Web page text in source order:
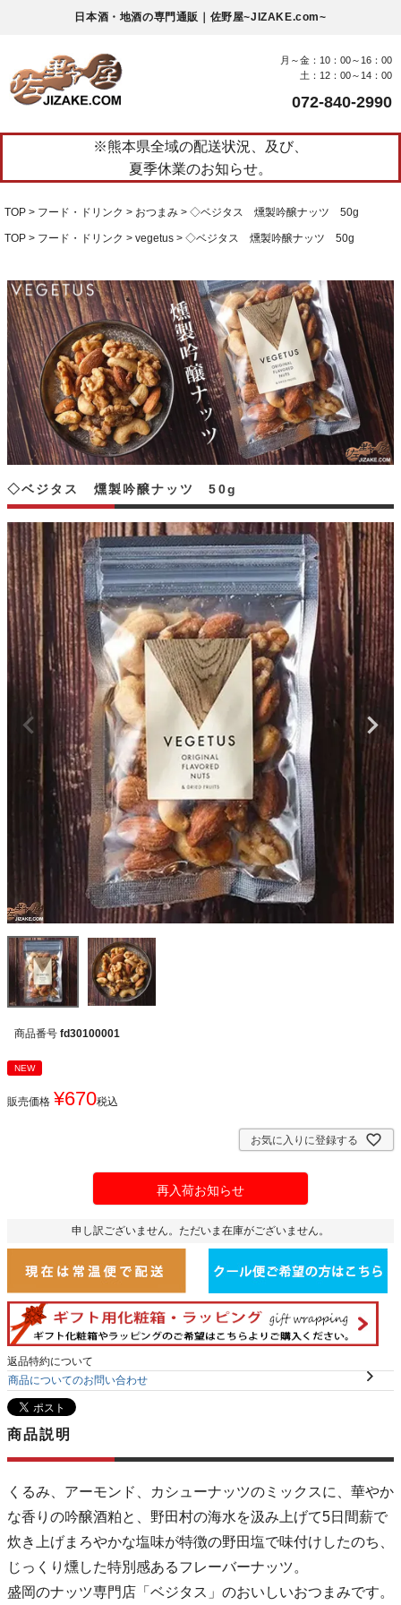
日本酒・地酒の専門通販｜佐野屋~JIZAKE.com~
月～金：10：00～16：00
土：12：00～14：00
072-840-2990
※熊本県全域の配送状況、及び、
夏季休業のお知らせ。
TOP フード・ドリンク おつまみ ◇ベジタス 燻製吟醸ナッツ 50g
TOP フード・ドリンク vegetus ◇ベジタス 燻製吟醸ナッツ 50g
◇ベジタス 燻製吟醸ナッツ 50g
商品番号 fd30100001
NEW
販売価格 ¥670税込
お気に入りに登録する
再入荷お知らせ
申し訳ございません。ただいま在庫がございません。
返品特約について
商品についてのお問い合わせ
商品説明
くるみ、アーモンド、カシューナッツのミックスに、華やか
な香りの吟醸酒粕と、野田村の海水を汲み上げて5日間薪で
炊き上げまろやかな塩味が特徴の野田塩で味付けしたのち、
じっくり燻した特別感あるフレーバーナッツ。
盛岡のナッツ専門店「ベジタス」のおいしいおつまみです。